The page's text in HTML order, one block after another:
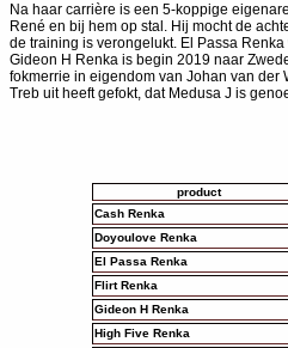
Na haar carrière is een 5-koppige
René en bij hem op stal. Hij mocht de
de training is verongelukt. El Passa
Gideon H Renka is begin 2019 naar
fokmerrie in eigendom van Johan van der
Treb uit heeft gefokt, dat Medusa J is
product
Cash Renka
Doyoulove Renka
El Passa Renka
Flirt Renka
Gideon H Renka
High Five Renka